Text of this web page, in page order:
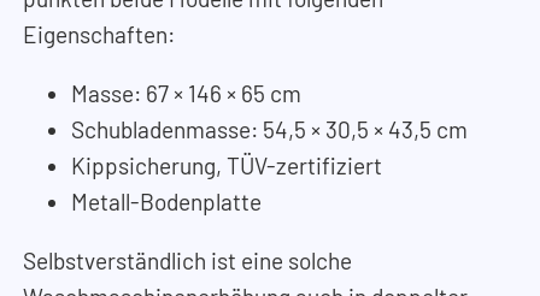
Eigenschaften:
Masse: 67 × 146 × 65 cm
Schubladenmasse: 54,5 × 30,5 × 43,5 cm
Kippsicherung, TÜV-zertifiziert
Metall-Bodenplatte
Selbstverständlich ist eine solche